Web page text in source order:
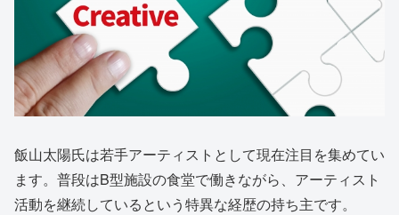
飯山太陽氏は若手アーティストとして現在注目を集めてい
ます。普段はB型施設の食堂で働きながら、アーティスト
活動を継続しているという特異な経歴の持ち主です。